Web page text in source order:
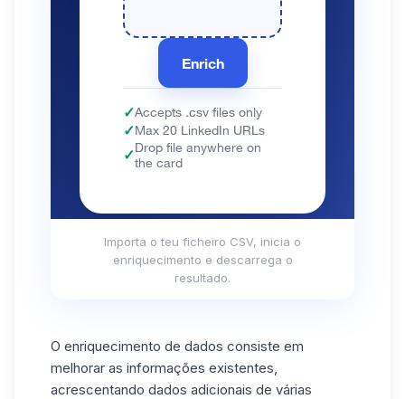
Importa o teu ficheiro CSV, inicia o
enriquecimento e descarrega o
resultado.
O enriquecimento de dados consiste em
melhorar as informações existentes,
acrescentando dados adicionais de várias